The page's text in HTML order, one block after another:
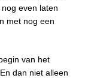
even laten
met nog een
van het
dan niet alleen